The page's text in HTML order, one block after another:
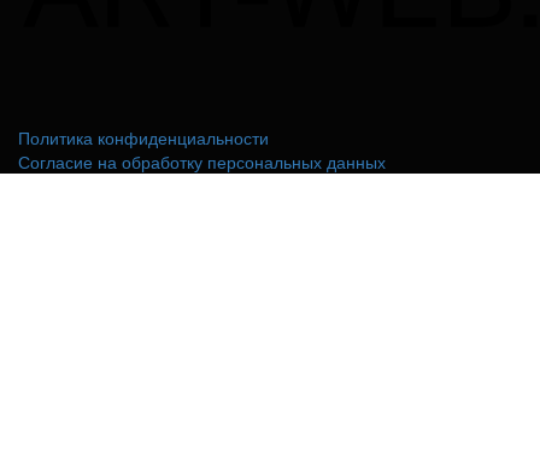
Политика конфиденциальности
Согласие на обработку персональных данных